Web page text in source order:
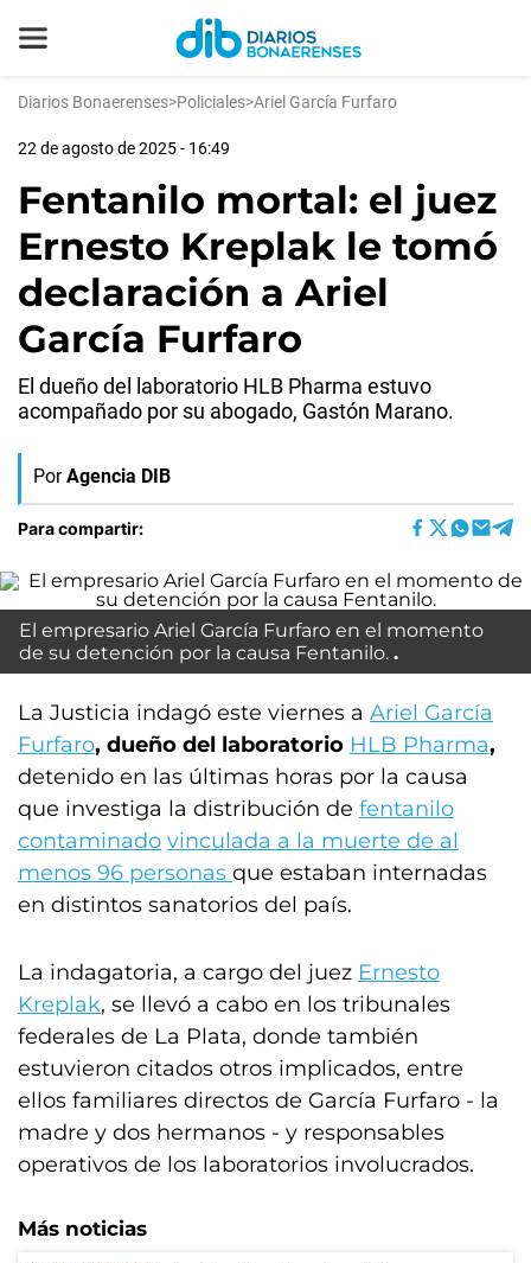
Diarios Bonaerenses>Policiales>Ariel García Furfaro
22 de agosto de 2025 - 16:49
Fentanilo mortal: el juez
Ernesto Kreplak le tomó
declaración a Ariel
García Furfaro
El dueño del laboratorio HLB Pharma estuvo
acompañado por su abogado, Gastón Marano.
Por Agencia DIB
Para compartir:
El empresario Ariel García Furfaro en el momento
de su detención por la causa Fentanilo.
La Justicia indagó este viernes a Ariel García
Furfaro, dueño del laboratorio HLB Pharma,
detenido en las últimas horas por la causa
que investiga la distribución de fentanilo
contaminado vinculada a la muerte de al
menos 96 personas que estaban internadas
en distintos sanatorios del país.
La indagatoria, a cargo del juez Ernesto
Kreplak, se llevó a cabo en los tribunales
federales de La Plata, donde también
estuvieron citados otros implicados, entre
ellos familiares directos de García Furfaro - la
madre y dos hermanos - y responsables
operativos de los laboratorios involucrados.
Más noticias